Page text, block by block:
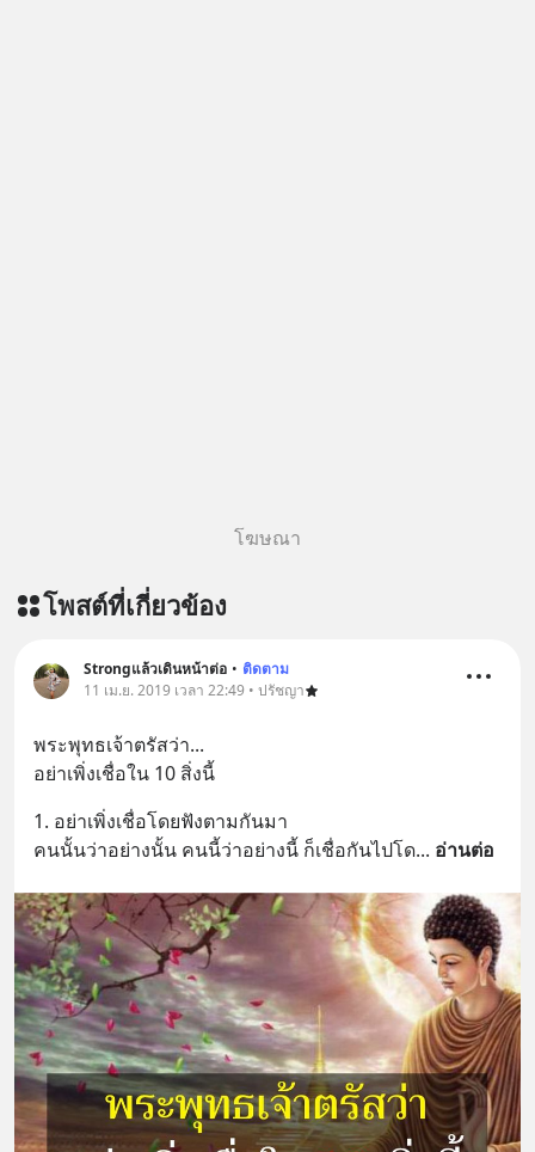
โฆษณา
โพสต์ที่เกี่ยวข้อง
Strongแล้วเดินหน้าต่อ • ติดตาม
11 เม.ย. 2019 เวลา 22:49 • ปรัชญา
พระพุทธเจ้าตรัสว่า...
อย่าเพิ่งเชื่อใน 10 สิ่งนี้
1. อย่าเพิ่งเชื่อโดยฟังตามกันมา
คนนั้นว่าอย่างนั้น คนนี้ว่าอย่างนี้ ก็เชื่อกันไปโด... อ่านต่อ